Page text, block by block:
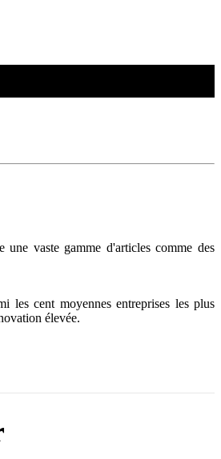
une vaste gamme d'articles comme des
les cent moyennes entreprises les plus
élevée.